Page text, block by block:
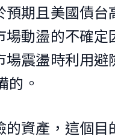
期且美國債
動盪的不確
震盪時利用
的。
資產，這個